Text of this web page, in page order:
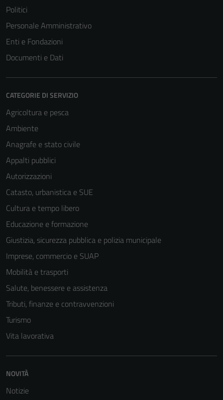
Politici
Personale Amministrativo
Enti e Fondazioni
Documenti e Dati
CATEGORIE DI SERVIZIO
Agricoltura e pesca
Ambiente
Anagrafe e stato civile
Appalti pubblici
Autorizzazioni
Catasto, urbanistica e SUE
Cultura e tempo libero
Educazione e formazione
Giustizia, sicurezza pubblica e polizia municipale
Imprese, commercio e SUAP
Mobilità e trasporti
Salute, benessere e assistenza
Tributi, finanze e contravvenzioni
Turismo
Vita lavorativa
NOVITÀ
Notizie
del sito e non